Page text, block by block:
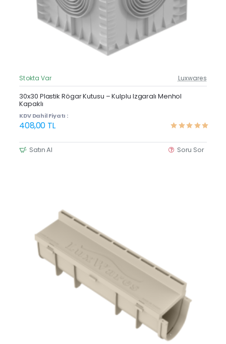
Güncel Fiyat
Stokta Var Luxwares
30x30 Plastik Rögar Kutusu – Kulplu Izgaralı Menhol
Kapaklı
KDV Dahil Fiyatı :
408,00 TL
Satın Al Soru Sor